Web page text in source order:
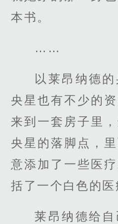
本书。
……
以莱昂纳德
央星也有不少的
来到一套房子里
央星的落脚点，
意添加了一些医
括了一个白色的医
莱昂纳德给